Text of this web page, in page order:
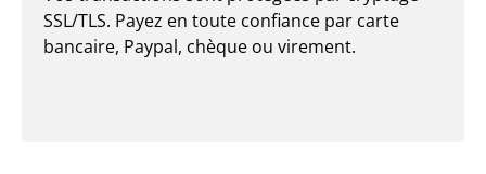
SSL/TLS. Payez en toute confiance par carte
bancaire, Paypal, chèque ou virement.